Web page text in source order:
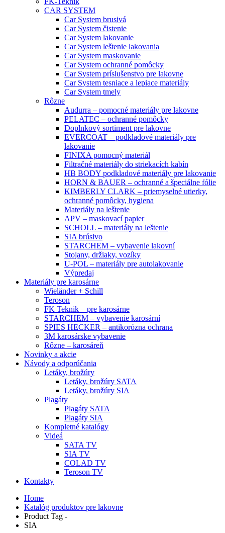
CAR SYSTEM
Car System brusivá
Car System čistenie
Car System lakovanie
Car System leštenie lakovania
Car System maskovanie
Car System ochranné pomôcky
Car System príslušenstvo pre lakovne
Car System tesniace a lepiace materiály
Car System tmely
Rôzne
Audurra – pomocné materiály pre lakovne
PELATEC – ochranné pomôcky
Doplnkový sortiment pre lakovne
EVERCOAT – podkladové materiály pre
lakovanie
FINIXA pomocný materiál
Filtračné materiály do striekacích kabín
HB BODY podkladové materiály pre lakovanie
HORN & BAUER – ochranné a špeciálne fólie
KIMBERLY CLARK – priemyselné utierky,
ochranné pomôcky, hygiena
Materiály na leštenie
APV – maskovací papier
SCHOLL – materiály na leštenie
SIA brúsivo
STARCHEM – vybavenie lakovní
Stojany, držiaky, vozíky
U-POL – materiály pre autolakovanie
Výpredaj
Materiály pre karosárne
Wieländer + Schill
Teroson
FK Teknik – pre karosárne
STARCHEM – vybavenie karosární
SPIES HECKER – antikorózna ochrana
3M karosárske vybavenie
Rôzne – karosáreň
Novinky a akcie
Návody a odporúčania
Letáky, brožúry
Letáky, brožúry SATA
Letáky, brožúry SIA
Plagáty
Plagáty SATA
Plagáty SIA
Kompletné katalógy
Videá
SATA TV
SIA TV
COLAD TV
Teroson TV
Kontakty
Home
Katalóg produktov pre lakovne
Product Tag -
SIA